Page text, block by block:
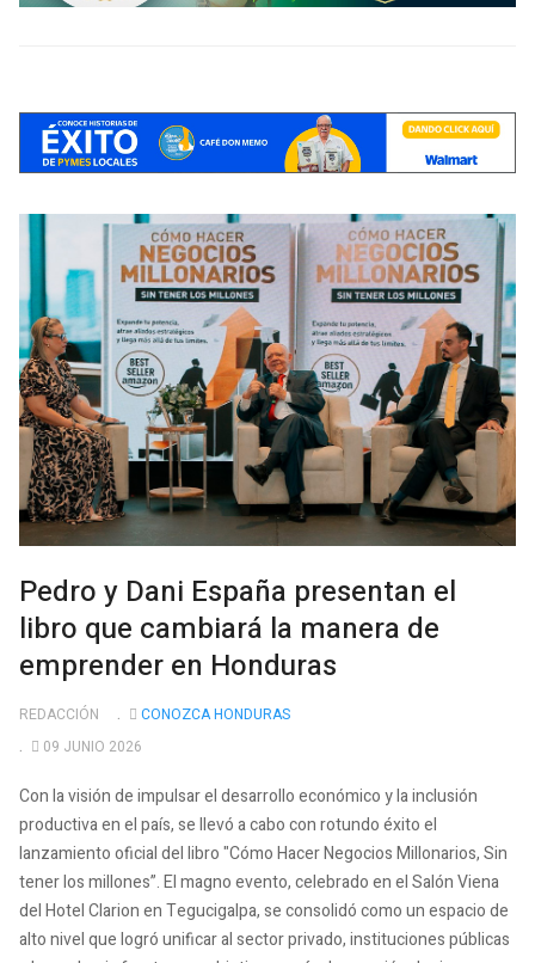
Pedro y Dani España presentan el
libro que cambiará la manera de
emprender en Honduras
REDACCIÓN
CONOZCA HONDURAS
09 JUNIO 2026
Con la visión de impulsar el desarrollo económico y la inclusión
productiva en el país, se llevó a cabo con rotundo éxito el
lanzamiento oficial del libro "Cómo Hacer Negocios Millonarios, Sin
tener los millones”. El magno evento, celebrado en el Salón Viena
del Hotel Clarion en Tegucigalpa, se consolidó como un espacio de
alto nivel que logró unificar al sector privado, instituciones públicas